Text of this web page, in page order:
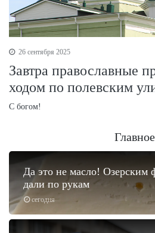
26 сентября 2025
Завтра православные
ходом по полевским
С богом!
Главное
сегодня
Да это не масло! Озерским
дали по рукам